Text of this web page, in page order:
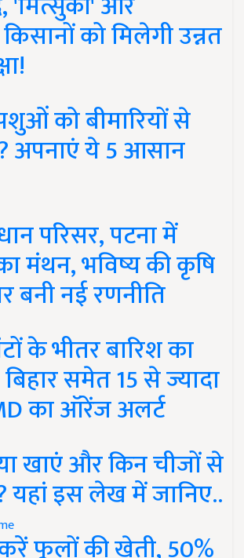
को मिलेगी उन्नत
को बीमारियों से
अपनाएं ये 5 आसान
परिसर, पटना में
मंथन, भविष्य की कृषि
बनी नई रणनीति
के भीतर बारिश का
समेत 15 से ज्यादा
का ऑरेंज अलर्ट
खाएं और किन चीजों से
यहां इस लेख में जानिए..
फूलों की खेती, 50%